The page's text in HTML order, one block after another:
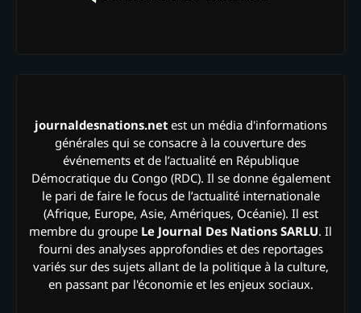
journaldesnations.netest un média d'informations
générales qui se consacre à la couverture des
événements et de l’actualité en République
Démocratique du Congo (RDC). Il se donne également
le pari de faire le focus de l’actualité internationale
(Afrique, Europe, Asie, Amériques, Océanie). Il est
membre du groupe Le Journal Des Nations SARLU. Il
fourni des analyses approfondies et des reportages
variés sur des sujets allant de la politique à la culture,
en passant par l'économie et les enjeux sociaux.